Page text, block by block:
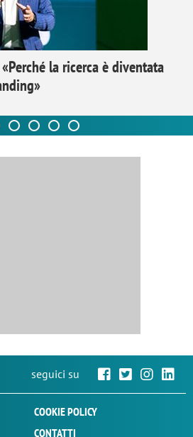
la ricerca è diventata
seguici su
COOKIE POLICY
CONTATTI